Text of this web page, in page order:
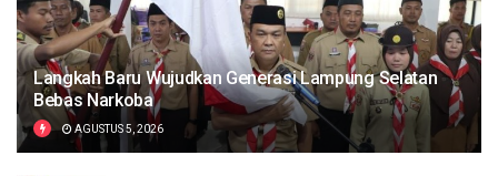
Langkah Baru Wujudkan Generasi Lampung Selatan
Bebas Narkoba
AGUSTUS 5, 2026